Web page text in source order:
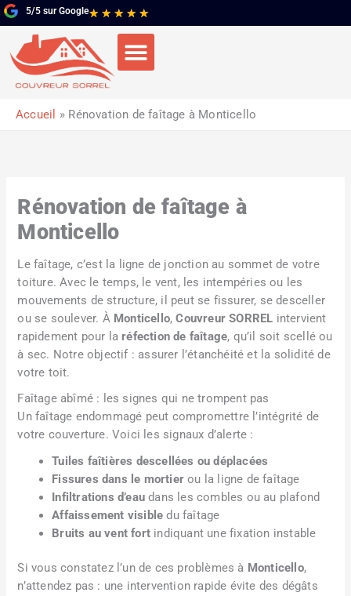
Aller
au
contenu
5/5 sur Google★ ★ ★ ★ ★Noté
5
5
Accueil Rénovation de faîtage à Monticello
Rénovation de faîtage à
Monticello
Le faîtage, c’est la ligne de jonction au sommet de votre
toiture. Avec le temps, le vent, les intempéries ou les
mouvements de structure, il peut se fissurer, se desceller
ou se soulever. À Monticello,Couvreur SORREL intervient
rapidement pour laréfection de faîtage, qu’il soit scellé ou
à sec. Notre objectif : assurer l’étanchéité et la solidité de
votre toit.
Faîtage abîmé : les signes qui ne trompent pas
Un faîtage endommagé peut compromettre l’intégrité de
votre couverture. Voici les signaux d’alerte :
Tuiles faîtières descellées ou déplacées
Fissures dans le mortier ou la ligne de faîtage
Infiltrations d’eau dans les combles ou au plafond
Affaissement visible du faîtage
Bruits au vent fort indiquant une fixation instable
Si vous constatez l’un de ces problèmes à Monticello,
n’attendez pas : une intervention rapide évite des dégâts